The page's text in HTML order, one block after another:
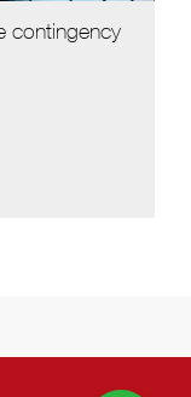
contingency